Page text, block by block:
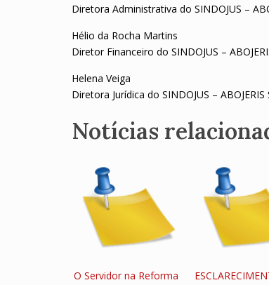
Diretora Administrativa do SINDOJUS –
Hélio da Rocha Martins
Diretor Financeiro do SINDOJUS –
Helena Veiga
Diretora Jurídica do SINDOJUS – ABOJERIS
Notícias
O Servidor na Reforma